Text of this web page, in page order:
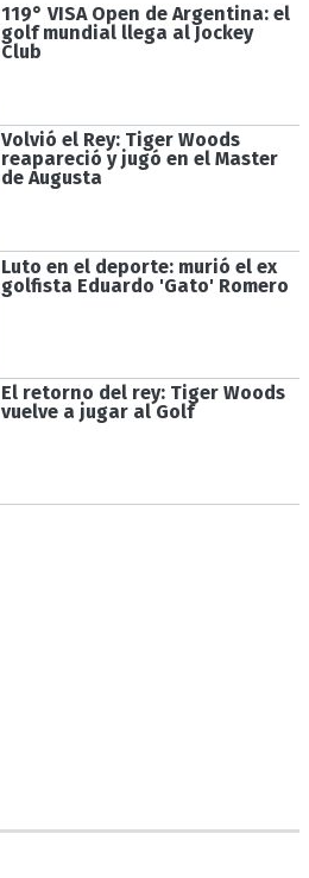
119° VISA Open de Argentina: el
golf mundial llega al Jockey
Club
Volvió el Rey: Tiger Woods
reapareció y jugó en el Master
de Augusta
Luto en el deporte: murió el ex
golfista Eduardo 'Gato' Romero
El retorno del rey: Tiger Woods
vuelve a jugar al Golf